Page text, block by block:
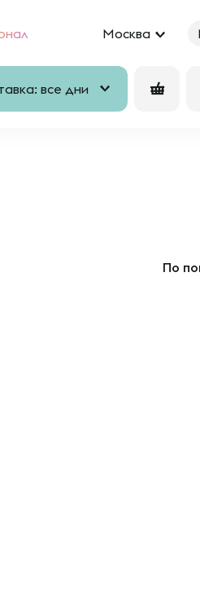
Москва
все дни
По